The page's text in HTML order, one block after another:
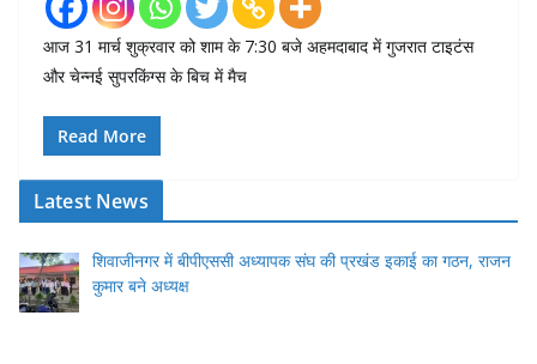
आज 31 मार्च शुक्रवार को शाम के 7:30 बजे अहमदाबाद में गुजरात टाइटंस
और चेन्नई सुपरकिंग्स के बिच में मैच
Read More
Latest News
शिवाजीनगर में बीपीएससी अध्यापक संघ की प्रखंड इकाई का गठन, राजन
कुमार बने अध्यक्ष